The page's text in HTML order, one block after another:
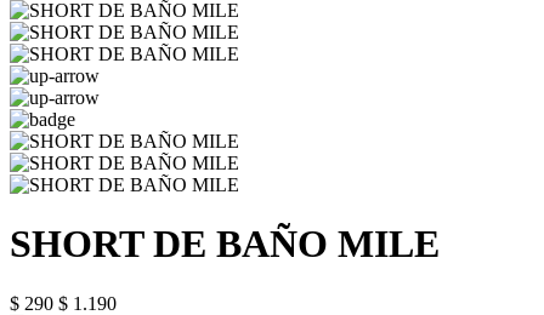
SHORT DE BAÑO MILE
$ 290 $ 1.190